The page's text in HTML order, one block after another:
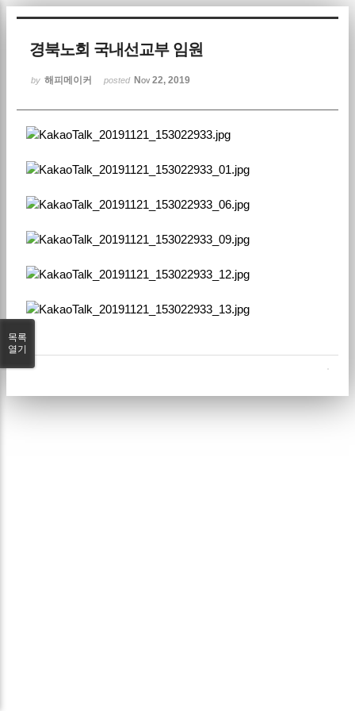
경북노회 국내선교부 임원
by 해피메이커 posted Nov 22, 2019
목록
열기
Sketchbook5, 스케치북5
Sketchbook5, 스케치북5